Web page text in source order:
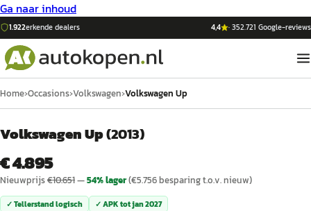
Ga naar inhoud
1.922erkende dealers 4,4 ·352.721 Google-reviews
Home›Occasions›Volkswagen›Volkswagen Up
Volkswagen Up(2013)
€ 4.895
Nieuwprijs€10.651—54% lager(€5.756besparing t.o.v. nieuw)
✓ Tellerstand logisch ✓ APK totjan 2027